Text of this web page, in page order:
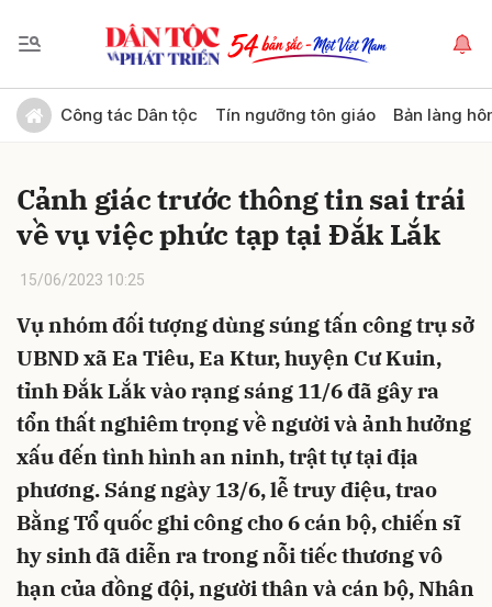
Công tác Dân tộc Tín ngưỡng tôn giáo Bản làng
Cảnh giác trước thông tin sai trái
về vụ việc phức tạp tại Đắk Lắk
15/06/2023 10:25
Vụ nhóm đối tượng dùng súng tấn công trụ sở
UBND xã Ea Tiêu, Ea Ktur, huyện Cư Kuin,
tỉnh Đắk Lắk vào rạng sáng 11/6 đã gây ra
tổn thất nghiêm trọng về người và ảnh hưởng
xấu đến tình hình an ninh, trật tự tại địa
phương. Sáng ngày 13/6, lễ truy điệu, trao
Bằng Tổ quốc ghi công cho 6 cán bộ, chiến sĩ
hy sinh đã diễn ra trong nỗi tiếc thương vô
hạn của đồng đội, người thân và cán bộ, Nhân
Gửi bình luận
Hủy Gửi